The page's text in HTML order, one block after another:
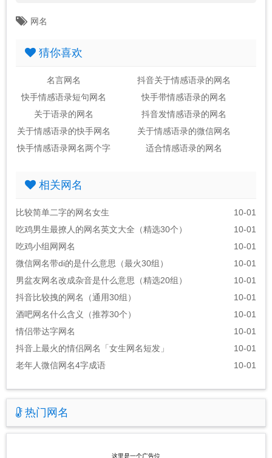
网名
猜你喜欢
名言网名
抖音关于情感语录的网名
快手情感语录短句网名
快手带情感语录的网名
关于语录的网名
抖音发情感语录的网名
关于情感语录的快手网名
关于情感语录的微信网名
快手情感语录网名两个字
适合情感语录的网名
相关网名
比较简单二字的网名女生
10-01
吃鸡男生最撩人的网名英文大全（精选30个）
10-01
吃鸡小组网网名
10-01
微信网名带di的是什么意思（最火30组）
10-01
男盆友网名改成杂音是什么意思（精选20组）
10-01
抖音比较拽的网名（通用30组）
10-01
酒吧网名什么含义（推荐30个）
10-01
情侣带达字网名
10-01
抖音上最火的情侣网名「女生网名短发」
10-01
老年人微信网名4字成语
10-01
热门网名
这里是一个广告位